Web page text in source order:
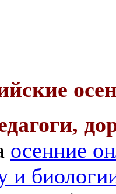
осенние
и